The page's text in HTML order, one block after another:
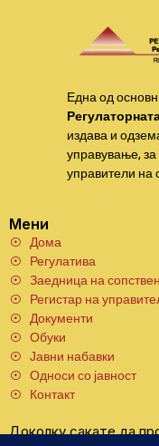
Една од
издава и
управување,
управители на
Мени
Дома
Регулатива
Заедница на
Регистар на
Документи
Обуки
Јавни набавки
Односи со јавност
Контакт
Доколку сакате да